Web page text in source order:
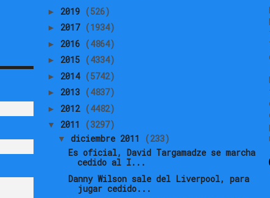
► 2019 (526)
► 2017 (1934)
► 2016 (4864)
► 2015 (4334)
► 2014 (5742)
► 2013 (4837)
► 2012 (4482)
▼ 2011 (3297)
▼ diciembre 2011
(233)
Es oficial, David Targamadze se marcha
cedido al I...
Danny Wilson sale del Liverpool, para
jugar cedido...